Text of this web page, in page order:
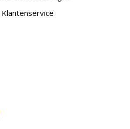
Klantenservice